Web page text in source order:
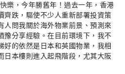
樂，今年勝舊年！過去一年，香港
齊跌，驅使不少人重新部署投資策
人問我關於海外物業前景、預測來
豫分享經驗。在目前環境下，我不
好的依然是日本和英國物業，我相
日本樓則進入起飛階段，尤其大阪